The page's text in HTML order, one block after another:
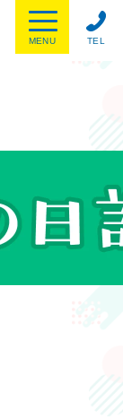
TEL
MENU